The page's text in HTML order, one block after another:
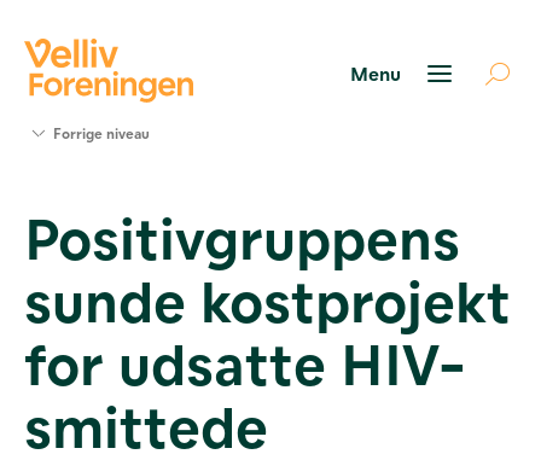
Værktøjer
og viden
Foreningen
os
Forrige niveau
Positivgruppens
sunde kostprojekt
for udsatte HIV-
smittede